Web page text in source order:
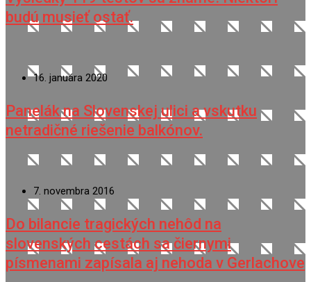
budú musieť ostať.
16. januára 2020
Panelák na Slovenskej ulici a vskutku
netradičné riešenie balkónov.
7. novembra 2016
Do bilancie tragických nehôd na
slovenských cestách sa čiernymi
písmenami zapísala aj nehoda v Gerlachove